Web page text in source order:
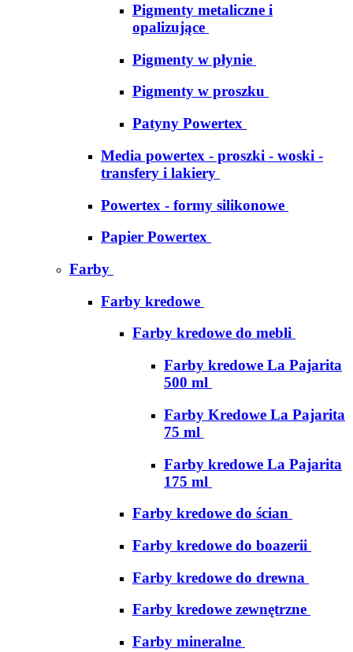
Pigmenty metaliczne i
opalizujące
Pigmenty w płynie
Pigmenty w proszku
Patyny Powertex
Media powertex - proszki - woski -
transfery i lakiery
Powertex - formy silikonowe
Papier Powertex
Farby
Farby kredowe
Farby kredowe do mebli
Farby kredowe La Pajarita
500 ml
Farby Kredowe La Pajarita
75 ml
Farby kredowe La Pajarita
175 ml
Farby kredowe do ścian
Farby kredowe do boazerii
Farby kredowe do drewna
Farby kredowe zewnętrzne
Farby mineralne